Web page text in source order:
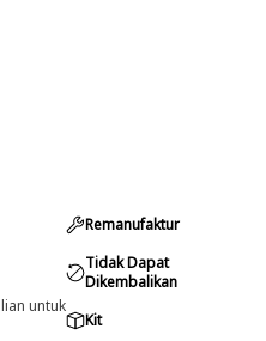
untuk
Remanufaktur
Tidak Dapat
Dikembalikan
Kit